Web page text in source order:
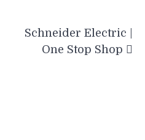
Schneider Electric |
One Stop Shop